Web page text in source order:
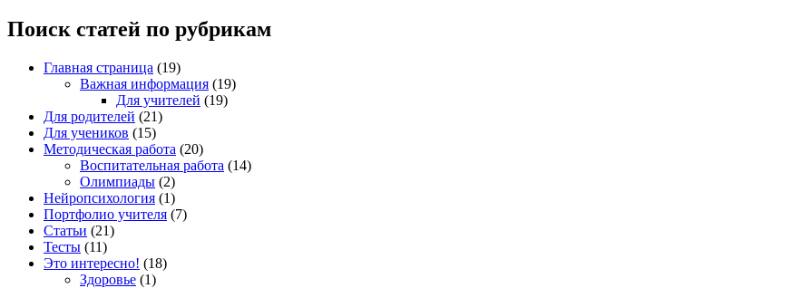
Поиск статей по рубрикам
Главная страница (19)
Важная информация (19)
Для учителей (19)
Для родителей (21)
Для учеников (15)
Методическая работа (20)
Воспитательная работа (14)
Олимпиады (2)
Нейропсихология (1)
Портфолио учителя (7)
Статьи (21)
Тесты (11)
Это интересно! (18)
Здоровье (1)